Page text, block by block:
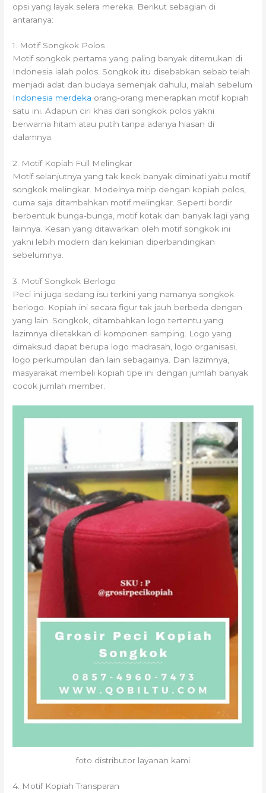
opsi yang layak selera mereka. Berikut sebagian di
antaranya:
1. Motif Songkok Polos
Motif songkok pertama yang paling banyak ditemukan di
Indonesia ialah polos. Songkok itu disebabkan sebab telah
menjadi adat dan budaya semenjak dahulu, malah sebelum
Indonesia merdeka orang-orang menerapkan motif kopiah
satu ini. Adapun ciri khas dari songkok polos yakni
berwarna hitam atau putih tanpa adanya hiasan di
dalamnya.
2. Motif Kopiah Full Melingkar
Motif selanjutnya yang tak keok banyak diminati yaitu motif
songkok melingkar. Modelnya mirip dengan kopiah polos,
cuma saja ditambahkan motif melingkar. Seperti bordir
berbentuk bunga-bunga, motif kotak dan banyak lagi yang
lainnya. Kesan yang ditawarkan oleh motif songkok ini
yakni lebih modern dan kekinian diperbandingkan
sebelumnya.
3. Motif Songkok Berlogo
Peci ini juga sedang isu terkini yang namanya songkok
berlogo. Kopiah ini secara figur tak jauh berbeda dengan
yang lain. Songkok, ditambahkan logo tertentu yang
lazimnya diletakkan di komponen samping. Logo yang
dimaksud dapat berupa logo madrasah, logo organisasi,
logo perkumpulan dan lain sebagainya. Dan lazimnya,
masyarakat membeli kopiah tipe ini dengan jumlah banyak
cocok jumlah member.
foto distributor layanan kami
4. Motif Kopiah Transparan